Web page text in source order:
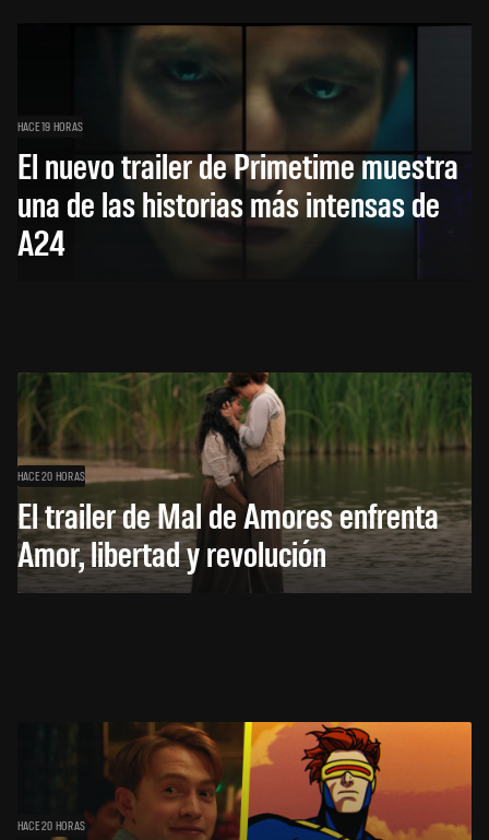
HACE 19 HORAS
El nuevo trailer de Primetime muestra
una de las historias más intensas de
A24
HACE 20 HORAS
El trailer de Mal de Amores enfrenta
Amor, libertad y revolución
HACE 20 HORAS